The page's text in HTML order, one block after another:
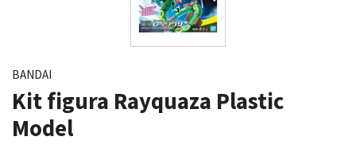
BANDAI
Kit figura Rayquaza Plastic
Model